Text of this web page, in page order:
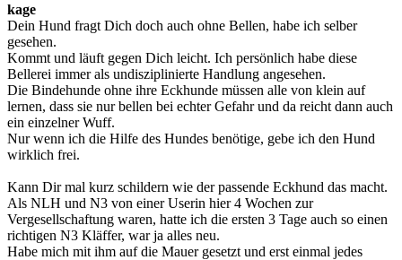
kage
Dein Hund fragt Dich doch auch ohne Bellen, habe ich selber
gesehen.
Kommt und läuft gegen Dich leicht. Ich persönlich habe diese
Bellerei immer als undisziplinierte Handlung angesehen.
Die Bindehunde ohne ihre Eckhunde müssen alle von klein auf
lernen, dass sie nur bellen bei echter Gefahr und da reicht dann auch
ein einzelner Wuff.
Nur wenn ich die Hilfe des Hundes benötige, gebe ich den Hund
wirklich frei.
Kann Dir mal kurz schildern wie der passende Eckhund das macht.
Als NLH und N3 von einer Userin hier 4 Wochen zur
Vergesellschaftung waren, hatte ich die ersten 3 Tage auch so einen
richtigen N3 Kläffer, war ja alles neu.
Habe mich mit ihm auf die Mauer gesetzt und erst einmal jedes